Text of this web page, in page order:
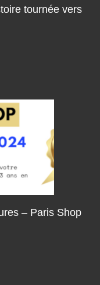
tournée vers
– Paris Shop